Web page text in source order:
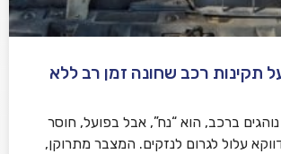
תקינות רכב שחונה זמן רב ללא
ברכב, הוא “נח”, אבל בפועל, חוסר
עלול לגרום לנזקים. המצבר מתרוקן,